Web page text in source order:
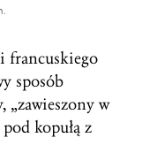
francuskiego
sposób
„zawieszony w
kopułą z